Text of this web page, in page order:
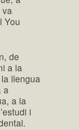
va
You
de
a la
llengua
a
a la
i